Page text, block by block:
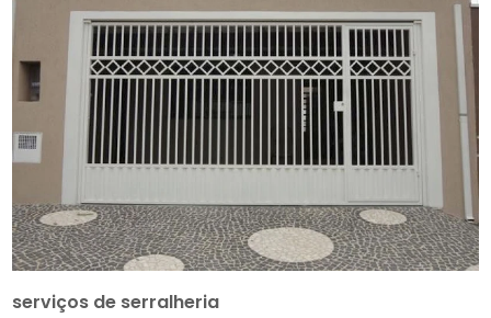
serviços de serralheria